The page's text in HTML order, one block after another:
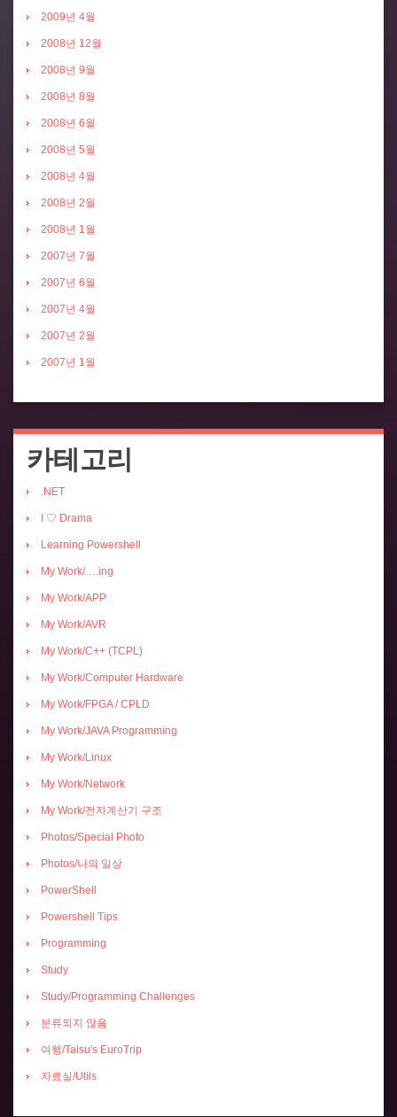
2009년 4월
2008년 12월
2008년 9월
2008년 8월
2008년 6월
2008년 5월
2008년 4월
2008년 2월
2008년 1월
2007년 7월
2007년 6월
2007년 4월
2007년 2월
2007년 1월
카테고리
.NET
I ♡ Drama
Learning Powershell
My Work/….ing
My Work/APP
My Work/AVR
My Work/C++ (TCPL)
My Work/Computer Hardware
My Work/FPGA / CPLD
My Work/JAVA Programming
My Work/Linux
My Work/Network
My Work/전자계산기 구조
Photos/Special Photo
Photos/나의 일상
PowerShell
Powershell Tips
Programming
Study
Study/Programming Challenges
분류되지 않음
여행/Talsu's EuroTrip
자료실/Utils